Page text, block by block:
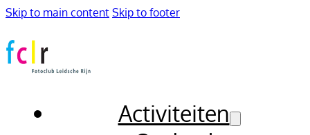
Skip to main content Skip to footer
Activiteiten